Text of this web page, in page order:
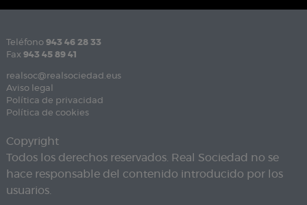
Teléfono 943 46 28 33
Fax 943 45 89 41
realsoc@realsociedad.eus
Aviso legal
Política de privacidad
Política de cookies
Copyright
Todos los derechos reservados. Real Sociedad no se
hace responsable del contenido introducido por los
usuarios.